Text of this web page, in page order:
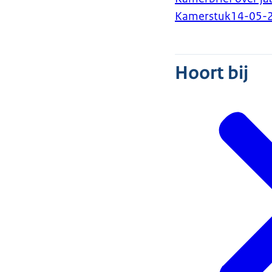
Kamerstuk14-05-
Hoort bij